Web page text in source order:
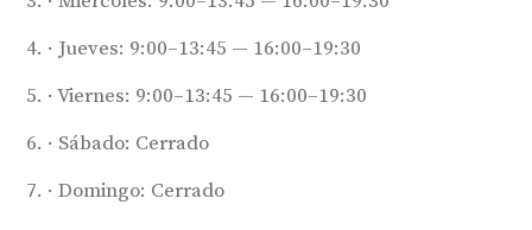
Jueves: 9:00–13:45 — 16:00–19:30
Viernes: 9:00–13:45 — 16:00–19:30
Sábado: Cerrado
Domingo: CerradoAudífonos